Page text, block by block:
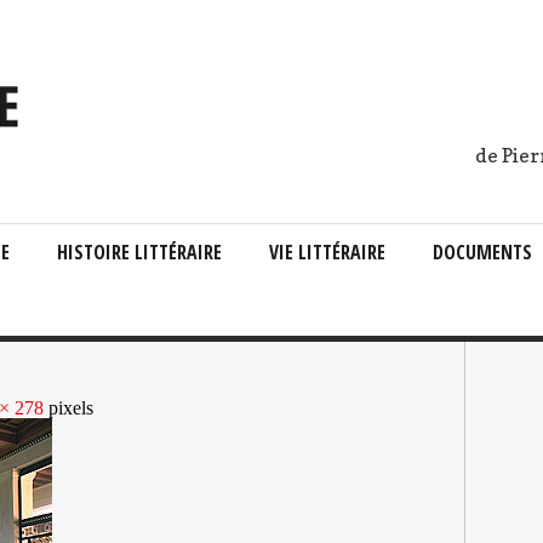
de
HISTOIRE LITTÉRAIRE VIE LITTÉRAIRE DOCUMENTS
278 pixels